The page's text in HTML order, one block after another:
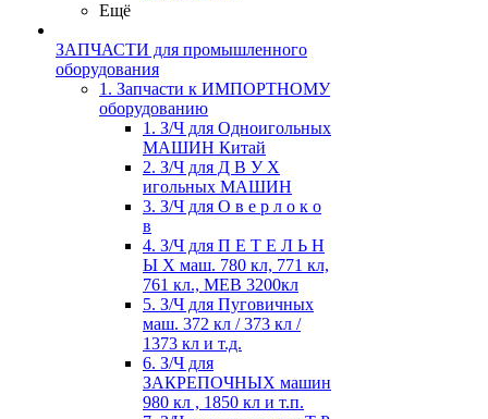
Ещё
ЗАПЧАСТИ для промышленного
оборудования
1. Запчасти к ИМПОРТНОМУ
оборудованию
1. З/Ч для Одноигольных
МАШИН Китай
2. З/Ч для Д В У Х
игольных МАШИН
3. З/Ч для О в е р л о к о
в
4. З/Ч для П Е Т Е Л Ь Н
Ы Х маш. 780 кл, 771 кл,
761 кл., MEB 3200кл
5. З/Ч для Пуговичных
маш. 372 кл / 373 кл /
1373 кл и т.д.
6. З/Ч для
ЗАКРЕПОЧНЫХ машин
980 кл , 1850 кл и т.п.